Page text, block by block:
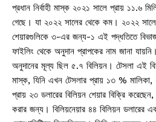
প্রধান নির্বাহী মাস্ক ২০২১ সালে প্রায় ১১.৬
গেছে। যা ২০২২ সালের থেকে কম। ২০২২ সালে
শেয়ারগুলিকে ৩-এর জন্য-১ এই পদ্ধতিতে
ফাইলিং থেকে অনুদান প্রাপকের নাম জানা
অনুদানের মূল্য ছিল ৫.৭ বিলিয়ন। টেসলা এই
মাস্ক, যিনি এখন টেসলার প্রায় ১৩ %
প্রায় ২৩ ডলারের বিলিয়ন শেয়ার বিক্রি
করার জন্য। বিলিয়নেয়ার ৪৪ বিলিয়ন ডলারের